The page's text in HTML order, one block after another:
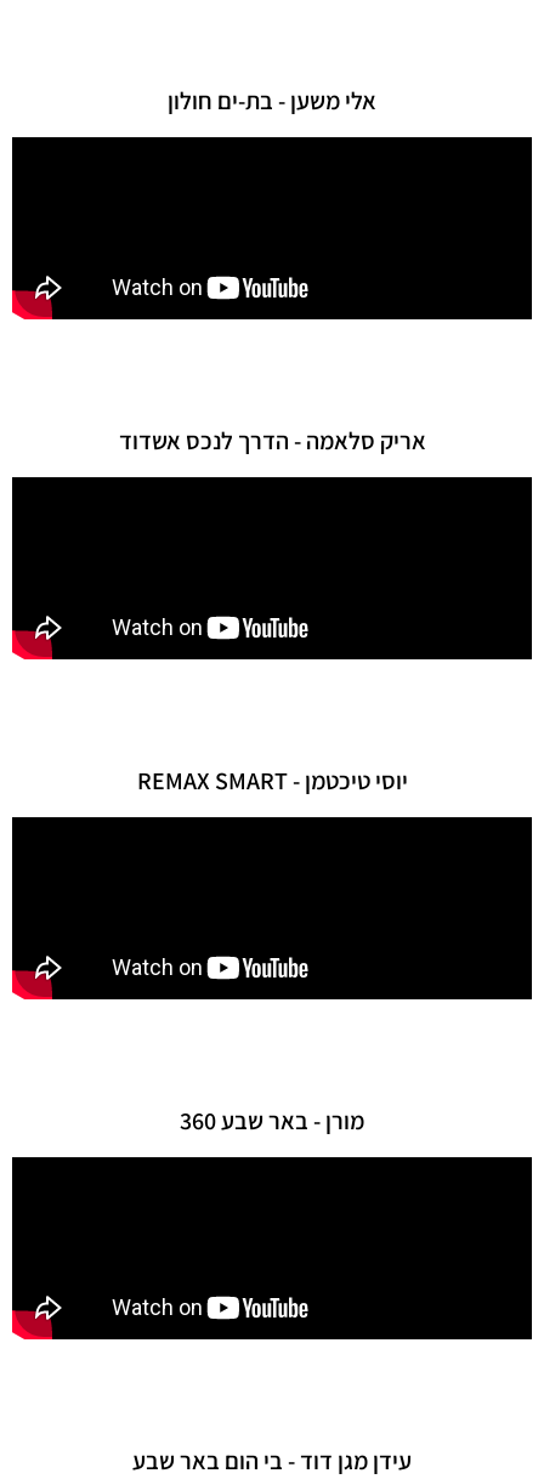
אלי משען - בת-ים חולון
אריק סלאמה - הדרך לנכס אשדוד
יוסי טיכטמן - REMAX SMART
מורן - באר שבע 360
עידן מגן דוד - בי הום באר שבע